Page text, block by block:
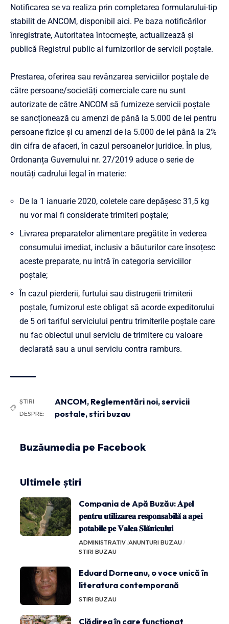
Notificarea se va realiza prin completarea formularului-tip
stabilit de ANCOM, disponibil aici. Pe baza notificărilor
înregistrate, Autoritatea întocmește, actualizează și
publică Registrul public al furnizorilor de servicii poștale.
Prestarea, oferirea sau revânzarea serviciilor poștale de
către persoane/societăți comerciale care nu sunt
autorizate de către ANCOM să furnizeze servicii poștale
se sancționează cu amenzi de până la 5.000 de lei pentru
persoane fizice și cu amenzi de la 5.000 de lei până la 2%
din cifra de afaceri, în cazul persoanelor juridice. În plus,
Ordonanța Guvernului nr. 27/2019 aduce o serie de
noutăți cadrului legal în materie:
De la 1 ianuarie 2020, coletele care depășesc 31,5 kg
nu vor mai fi considerate trimiteri poștale;
Livrarea preparatelor alimentare pregătite în vederea
consumului imediat, inclusiv a băuturilor care însoțesc
aceste preparate, nu intră în categoria serviciilor
poștale;
În cazul pierderii, furtului sau distrugerii trimiterii
poștale, furnizorul este obligat să acorde expeditorului
de 5 ori tariful serviciului pentru trimiterile poștale care
nu fac obiectul unui serviciu de trimitere cu valoare
declarată sau a unui serviciu contra ramburs.
ȘTIRI
DESPRE:
ANCOM, Reglementări noi,servicii
postale,stiri buzau
Buzăumedia pe Facebook
Ultimele știri
Compania de Apă Buzău: 𝐀𝐩𝐞𝐥
𝐩𝐞𝐧𝐭𝐫𝐮 𝐮𝐭𝐢𝐥𝐢𝐳𝐚𝐫𝐞𝐚 𝐫𝐞𝐬𝐩𝐨𝐧𝐬𝐚𝐛𝐢𝐥𝐚̆ 𝐚 𝐚𝐩𝐞𝐢
𝐩𝐨𝐭𝐚𝐛𝐢𝐥𝐞 𝐩𝐞 𝐕𝐚𝐥𝐞𝐚 𝐒𝐥𝐚̆𝐧𝐢𝐜𝐮𝐥𝐮𝐢
ADMINISTRATIV ANUNTURI BUZAU
STIRI BUZAU
Eduard Dorneanu, o voce unică în
literatura contemporană
STIRI BUZAU
Clădirea în care funcționat